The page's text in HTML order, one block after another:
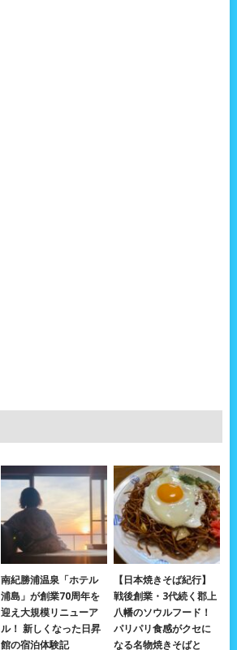
南紀勝浦温泉「ホテル
浦島」が創業70周年を
迎え大規模リニューア
ル！ 新しくなった日昇
館の宿泊体験記
【日本焼きそば紀行】
戦後創業・3代続く郡上
八幡のソウルフード！
パリパリ食感がクセに
なる名物焼きそばと